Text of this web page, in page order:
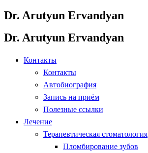
Dr. Arutyun Ervandyan
Dr. Arutyun Ervandyan
Контакты
Контакты
Автобиография
Запись на приём
Полезные ссылки
Лечение
Терапевтическая стоматология
Пломбирование зубов